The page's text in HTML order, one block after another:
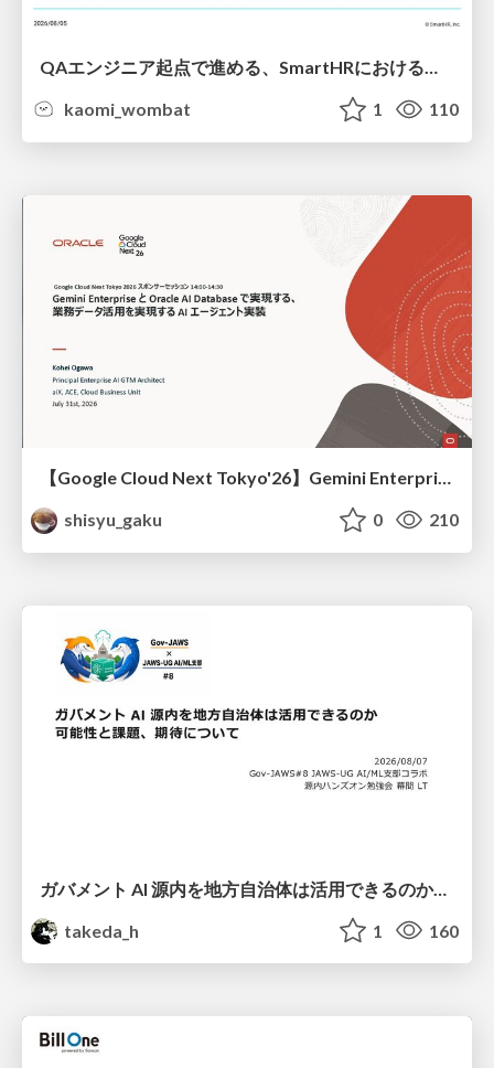
kaomi_wombat
1 110
【Google Cloud Next Tokyo'26】Gemini Enterprise と Oracle AI Database で実現する、 業務データ活用を実現する AI エージェント実装
shisyu_gaku
0 210
ガバメント AI 源内を地方自治体は活用できるのか 可能性と課題、期待について
takeda_h
1 160